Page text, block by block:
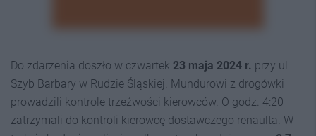
Do zdarzenia doszło w czwartek 23 maja 2024 r. przy ul
Szyb Barbary w Rudzie Śląskiej. Mundurowi z drogówki
prowadzili kontrole trzeźwości kierowców. O godz. 4:20
zatrzymali do kontroli kierowcę dostawczego renaulta. W